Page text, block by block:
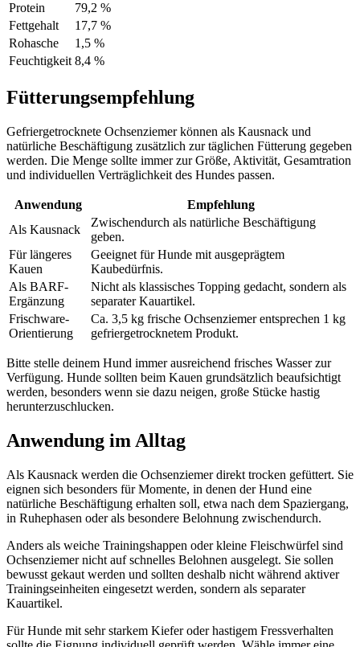
Protein
79,2 %
Fettgehalt
17,7 %
Rohasche
1,5 %
Feuchtigkeit 8,4 %
Fütterungsempfehlung
Gefriergetrocknete Ochsenziemer können als Kausnack und
natürliche Beschäftigung zusätzlich zur täglichen Fütterung gegeben
werden. Die Menge sollte immer zur Größe, Aktivität, Gesamtration
und individuellen Verträglichkeit des Hundes passen.
Anwendung
Empfehlung
Als Kausnack
Zwischendurch als natürliche Beschäftigung
geben.
Für längeres
Kauen
Geeignet für Hunde mit ausgeprägtem
Kaubedürfnis.
Als BARF-
Ergänzung
Nicht als klassisches Topping gedacht, sondern als
separater Kauartikel.
Frischware-
Orientierung
Ca. 3,5 kg frische Ochsenziemer entsprechen 1 kg
gefriergetrocknetem Produkt.
Bitte stelle deinem Hund immer ausreichend frisches Wasser zur
Verfügung. Hunde sollten beim Kauen grundsätzlich beaufsichtigt
werden, besonders wenn sie dazu neigen, große Stücke hastig
herunterzuschlucken.
Anwendung im Alltag
Als Kausnack werden die Ochsenziemer direkt trocken gefüttert. Sie
eignen sich besonders für Momente, in denen der Hund eine
natürliche Beschäftigung erhalten soll, etwa nach dem Spaziergang,
in Ruhephasen oder als besondere Belohnung zwischendurch.
Anders als weiche Trainingshappen oder kleine Fleischwürfel sind
Ochsenziemer nicht auf schnelles Belohnen ausgelegt. Sie sollen
bewusst gekaut werden und sollten deshalb nicht während aktiver
Trainingseinheiten eingesetzt werden, sondern als separater
Kauartikel.
Für Hunde mit sehr starkem Kiefer oder hastigem Fressverhalten